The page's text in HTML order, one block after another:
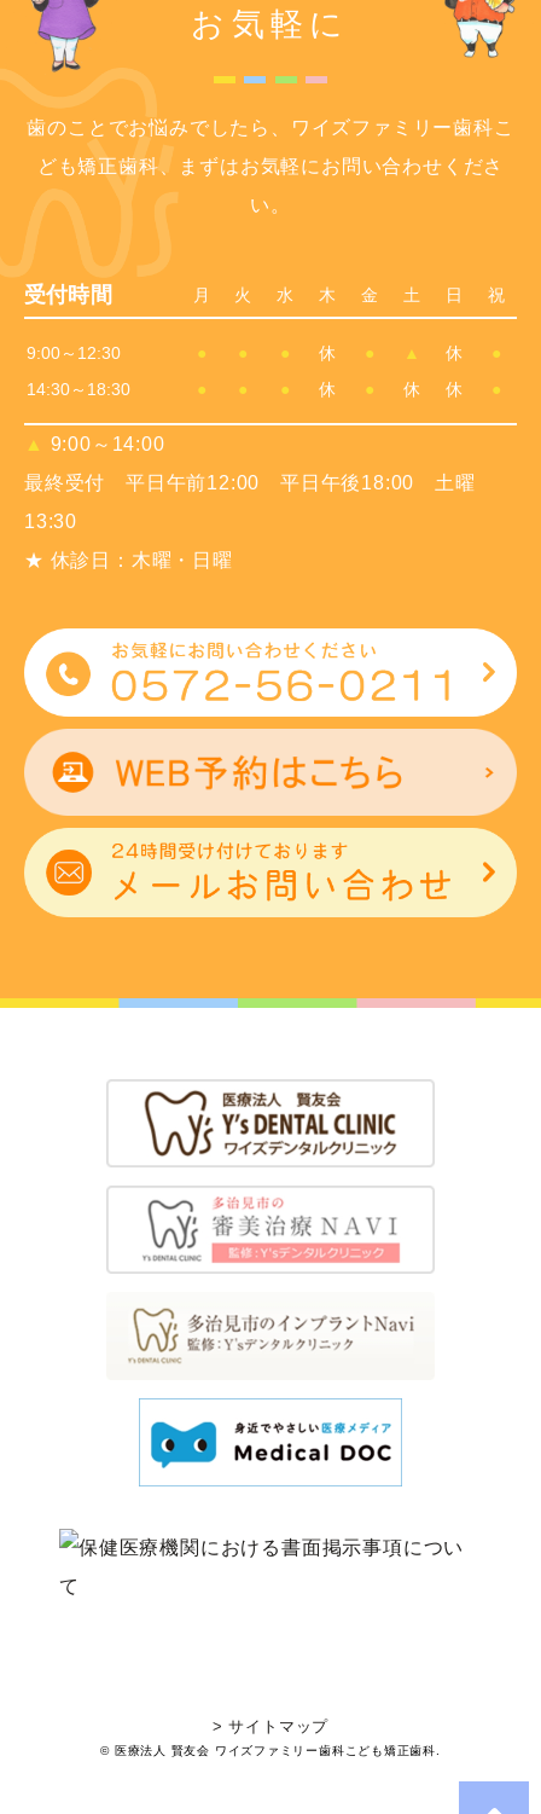
お気軽に
歯のことでお悩みでしたら、ワイズファミリー歯科こ
ども矯正歯科、まずはお気軽にお問い合わせくださ
い。
受付時間 月 火 水 木 金 土 日 祝
9:00～12:30 ● ● ● 休 ● ▲ 休
●
14:30～18:30
● ● ● 休 ● 休 休 ●
▲ 9:00～14:00
最終受付 平日午前12:00 平日午後18:00 土曜
13:30
★ 休診日：木曜・日曜
> サイトマップ
© 医療法人 賢友会 ワイズファミリー歯科こども矯正歯科.